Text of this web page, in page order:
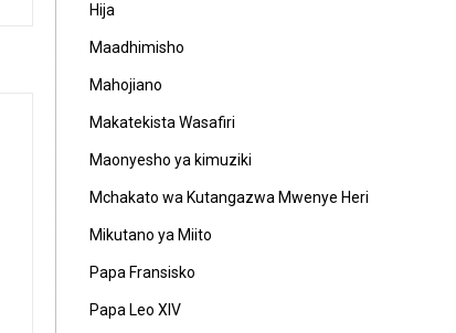
Hija
Maadhimisho
Mahojiano
Makatekista Wasafiri
Maonyesho ya kimuziki
Mchakato wa Kutangazwa Mwenye Heri
Mikutano ya Miito
Papa Fransisko
Papa Leo XIV